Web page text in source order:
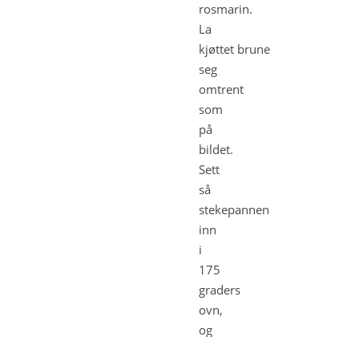
rosmarin.
La
kjøttet brune
seg
omtrent
som
på
bildet.
Sett
så
stekepannen
inn
i
175
graders
ovn,
og